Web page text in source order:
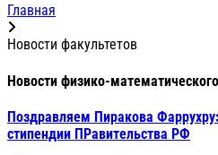
Главная
Новости факультетов
Новости физико-
Поздравляем Пиракова
стипендии ПРавительства РФ